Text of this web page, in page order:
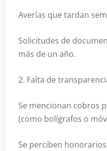
Averías que tardan
Solicitudes de
más de un año.
2. Falta de
Se mencionan cobros
(como bolígrafos o
Se perciben